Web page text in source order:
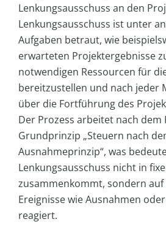
Lenkungsausschuss an den
Lenkungsausschuss ist unter
Aufgaben betraut, wie
erwarteten Projektergebnisse
notwendigen Ressourcen für
bereitzustellen und nach jeder
über die Fortführung des
Der Prozess arbeitet nach dem
Grundprinzip „Steuern nach
Ausnahmeprinzip“, was
Lenkungsausschuss nicht in
zusammenkommt, sondern
Ereignisse wie Ausnahmen
reagiert.